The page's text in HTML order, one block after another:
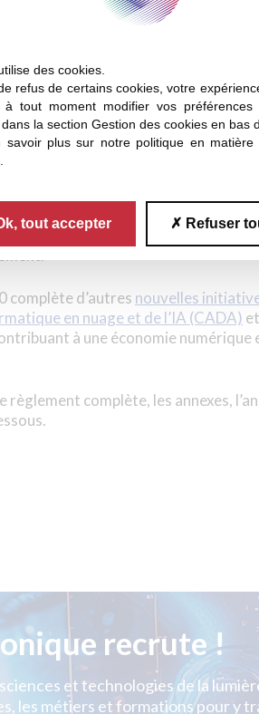
des cookies.
refus de certains cookies, votre
à tout moment modifier vos
la section Gestion des cookies en bas
savoir plus sur notre politique en matière
tout accepter Refuser
avancée de semi-
domaines clés tels que la
Il est nécessaire de garantir un
sorte que les infrastructures et
valeurs européennes.
sur les progrès réalisés par le
le domaine des technologies de
sa position d’acteur
réduisant les dépendances
complète d’autres nouvelles
en nuage et de l’IA (CADA)
à une économie numérique
complète, les annexes,
recrute !
et technologies de la
les métiers et formations pour y